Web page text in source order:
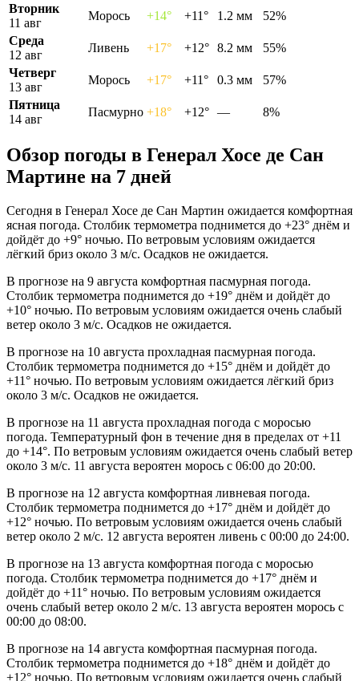
Вторник
11 авг
Морось +14° +11° 1.2 мм
52%
Среда
12 авг
Ливень +17° +12° 8.2 мм
55%
Четверг
13 авг
Морось +17° +11° 0.3 мм
57%
Пятница
14 авг
Пасмурно +18° +12° — 8%
Обзор погоды в Генерал Хосе де Сан
Мартине на 7 дней
Сегодня в Генерал Хосе де Сан Мартин ожидается комфортная
ясная погода. Столбик термометра поднимется до +23° днём и
дойдёт до +9° ночью. По ветровым условиям ожидается
лёгкий бриз около 3 м/с. Осадков не ожидается.
В прогнозе на 9 августа комфортная пасмурная погода.
Столбик термометра поднимется до +19° днём и дойдёт до
+10° ночью. По ветровым условиям ожидается очень слабый
ветер около 3 м/с. Осадков не ожидается.
В прогнозе на 10 августа прохладная пасмурная погода.
Столбик термометра поднимется до +15° днём и дойдёт до
+11° ночью. По ветровым условиям ожидается лёгкий бриз
около 3 м/с. Осадков не ожидается.
В прогнозе на 11 августа прохладная погода с моросью
погода. Температурный фон в течение дня в пределах от +11
до +14°. По ветровым условиям ожидается очень слабый ветер
около 3 м/с. 11 августа вероятен морось с 06:00 до 20:00.
В прогнозе на 12 августа комфортная ливневая погода.
Столбик термометра поднимется до +17° днём и дойдёт до
+12° ночью. По ветровым условиям ожидается очень слабый
ветер около 2 м/с. 12 августа вероятен ливень с 00:00 до 24:00.
В прогнозе на 13 августа комфортная погода с моросью
погода. Столбик термометра поднимется до +17° днём и
дойдёт до +11° ночью. По ветровым условиям ожидается
очень слабый ветер около 2 м/с. 13 августа вероятен морось с
00:00 до 08:00.
В прогнозе на 14 августа комфортная пасмурная погода.
Столбик термометра поднимется до +18° днём и дойдёт до
+12° ночью. По ветровым условиям ожидается очень слабый